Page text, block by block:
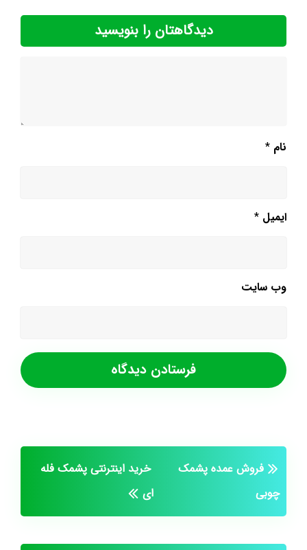
دیدگاهتان را بنویسید
نام *
ایمیل *
وب‌ سایت
فروش عمده پشمک
چوبی
خرید اینترنتی پشمک فله
ای